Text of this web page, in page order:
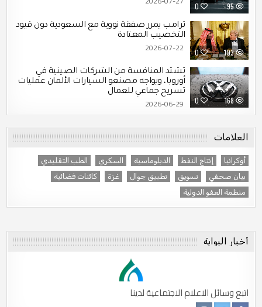
0 95
0 103
ترامب يمرر صفقة نووية مع السعودية دون قيود
التخصيب المعتادة
0 168
تشتد المنافسة من الشركات الصينية في
أوروبا، ويواجه مصنعو السيارات الألمان عمليات
تسريح جماعي للعمال
العلامات
أوكرانيا إنتاج النفط الدبلوماسية السكري
الطب التقليدي
بيان صحفي
تسويق تطبيق جوال غزة
كائنات فضائية
منظمة العفو الدولية
أخبار البوابة
اتبع وسائل الاعلام الاجتماعية لدينا